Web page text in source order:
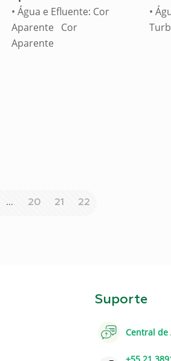
• Água e Efluente: Cor
Aparente Cor
Aparente
•
… 20 21 22
Suporte
Central de